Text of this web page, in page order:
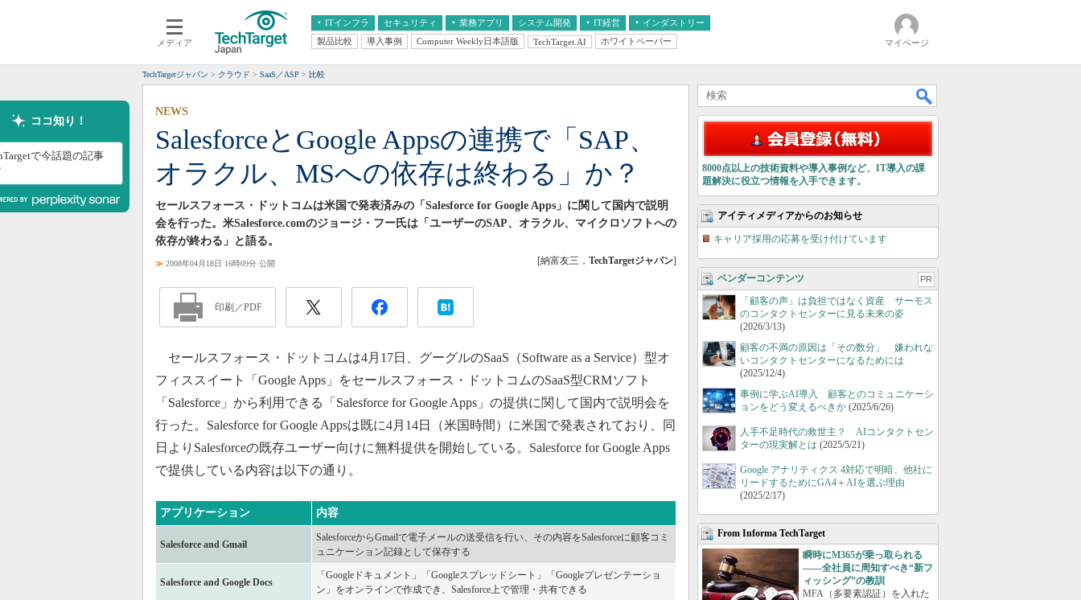
メディア
ITインフラ
クラウド
スマートモバイル
ネットワーク
システム運用管理
セキュリティ 業務アプリ
エンタープライズAI
ERP
情報系システム
システム開発 IT経営
経営とIT
インダストリー
医療IT
製品比較 導入事例 Computer Weekly日本語版 TechTarget.AI ホワイトペーパー マイページ
TechTargetジャパン クラウド SaaS／ASP 比較
ココ知り！
で今話題の記事
SalesforceとGoogle Appsの連携で「SAP、
オラクル、MSへの依存は終わる」か？
NEWS
セールスフォース・ドットコムは米国で発表済みの「Salesforce for Google Apps」に関して国内で説明
会を行った。米Salesforce.comのジョージ・フー氏は「ユーザーのSAP、オラクル、マイクロソフトへの
依存が終わる」と語る。
≫ 2008年04月18日 16時09分 公開 [納富友三， TechTargetジャパン]
印刷／PDF
セールスフォース・ドットコムは4月17日、グーグルのSaaS（Software as a Service）型オ
フィススイート「Google Apps」をセールスフォース・ドットコムのSaaS型CRMソフト
「Salesforce」から利用できる「Salesforce for Google Apps」の提供に関して国内で説明会を
行った。Salesforce for Google Appsは既に4月14日（米国時間）に米国で発表されており、同
日よりSalesforceの既存ユーザー向けに無料提供を開始している。Salesforce for Google Apps
で提供している内容は以下の通り。
アプリケーション 内容
Salesforce and Gmail
SalesforceからGmailで電子メールの送受信を行い、その内容をSalesforceに顧客コミ
ュニケーション記録として保存する
Salesforce and Google Docs
「Googleドキュメント」「Googleスプレッドシート」「Googleプレゼンテーショ
ン」をオンラインで作成でき、Salesforce上で管理・共有できる
8000点以上の技術資料や導入事例など、IT導入の課
題解決に役立つ情報を入手できます。
アイティメディアからのお知らせ
キャリア採用の応募を受け付けています
ベンダーコンテンツ PR
「顧客の声」は負担ではなく資産 サーモス
のコンタクトセンターに見る未来の姿
(2026/3/13)
顧客の不満の原因は「その数分」 嫌われな
いコンタクトセンターになるためには
(2025/12/4)
事例に学ぶAI導入 顧客とのコミュニケーシ
ョンをどう変えるべきか (2025/6/26)
人手不足時代の救世主？ AIコンタクトセン
ターの現実解とは (2025/5/21)
Google アナリティクス 4対応で明暗、他社に
リードするためにGA4＋AIを選ぶ理由
(2025/2/17)
From Informa TechTarget
瞬時にM365が乗っ取られる
――全社員に周知すべき“新フ
ィッシング”の教訓
MFA（多要素認証）を入れた